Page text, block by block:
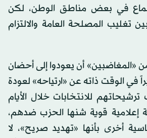
في بعض مناطق الوطن، لكن
تغليب المصلحة العامة والالتزام
«المغاضبين» أن يعودوا إلى أحضان
في الوقت ذاته عن «ارتياحه» لعودة
للانتخابات خلال الأيام
إعلامية قوية شنها الحزب ضدهم،
أخرى بأنها «تهديد صريح»، لا